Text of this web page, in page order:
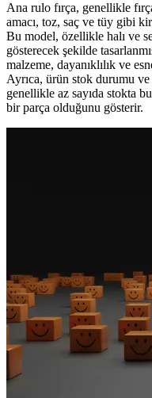
Ana rulo fırça, genellikle
amacı, toz, saç ve tüy gibi
Bu model, özellikle halı ve
gösterecek şekilde
malzeme, dayanıklılık ve
Ayrıca, ürün stok durumu
genellikle az sayıda stokta
bir parça olduğunu gösterir.